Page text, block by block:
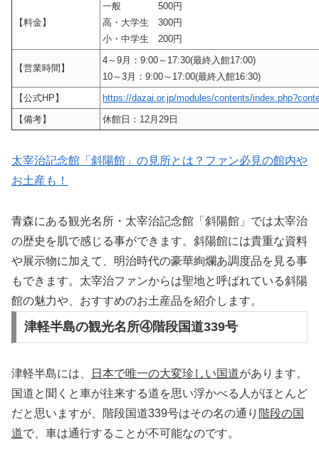
【料金】
一般 500円
高・大学生 300円
小・中学生 200円
【営業時間】
4～9月：9:00～17:30(最終入館17:00)
10～3月：9:00～17:00(最終入館16:30)
【公式HP】
https://dazai.or.jp/modules/contents/
【備考】
休館日：12月29日
太宰治記念館「斜陽館」の見所とは？ファン必見の館内や
お土産も！
青森にある観光名所・太宰治記念館「斜陽館」では太宰治
の歴史を肌で感じる事ができます。斜陽館には貴重な資料
や展示物に加えて、明治時代の豪華絢爛あ調度品を見る事
もできます。太宰治ファンからは聖地と呼ばれている斜陽
館の魅力や、おすすめのお土産品を紹介します。
津軽半島の観光名所④階段国道339号
津軽半島には、 日本で唯一の大変珍しい国道があります。
国道と聞くと車が往来する道を思い浮かべる人がほとんど
だと思いますが、階段国道339号はその名の通り 階段の国
道で、車は通行することが不可能なのです。